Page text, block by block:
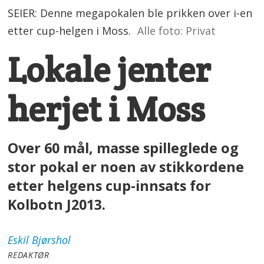
SEIER: Denne megapokalen ble prikken over i-en
etter cup-helgen i Moss. Alle foto: Privat
Lokale jenter
herjet i Moss
Over 60 mål, masse spilleglede og
stor pokal er noen av stikkordene
etter helgens cup-innsats for
Kolbotn J2013.
Eskil Bjørshol
REDAKTØR